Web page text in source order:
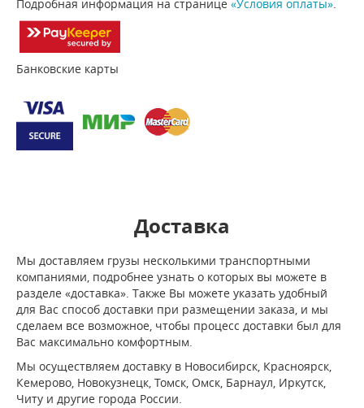
Подробная информация на странице «Условия оплаты».
Банковские карты
Доставка
Мы доставляем грузы несколькими транспортными
компаниями, подробнее узнать о которых вы можете в
разделе «доставка». Также Вы можете указать удобный
для Вас способ доставки при размещении заказа, и мы
сделаем все возможное, чтобы процесс доставки был для
Вас максимально комфортным.
Мы осуществляем доставку в Новосибирск, Красноярск,
Кемерово, Новокузнецк, Томск, Омск, Барнаул, Иркутск,
Читу и другие города России.